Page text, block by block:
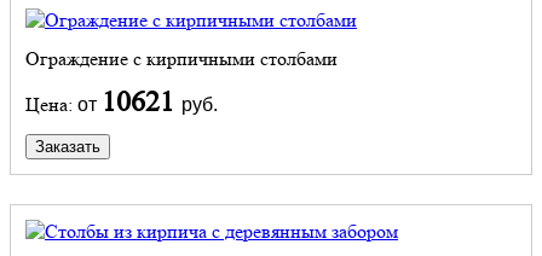
Ограждение с кирпичными столбами
Цена: от 10621 руб.
Заказать